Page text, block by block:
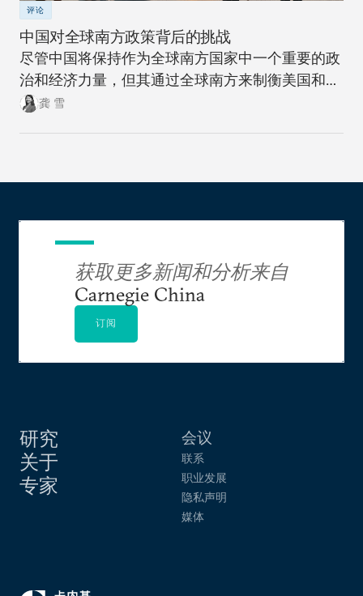
评论
中国对全球南方政策背后的挑战
尽管中国将保持作为全球南方国家中一个重要的政
治和经济力量，但其通过全球南方来制衡美国和全
球北方的雄心计划远非十拿九稳。
龚 雪
研究
关于
专家
会议
联系
职业发展
隐私声明
媒体
获取更多新闻和分析来自
Carnegie China
订阅